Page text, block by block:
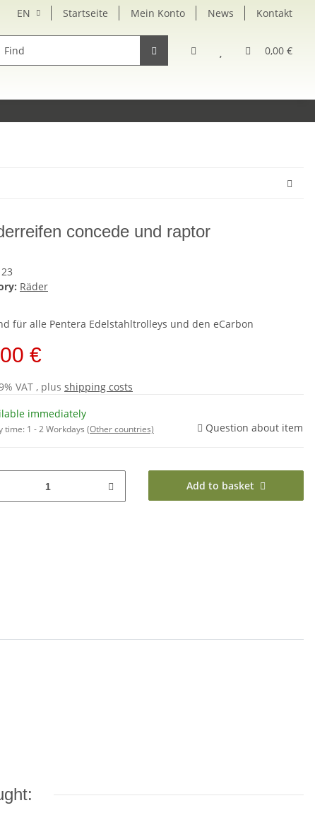
EN Startseite Mein Konto News Kontakt
0,00 €
concede und raptor
Räder
für alle Pentera Edelstahltrolleys und den eCarbon
€
VAT , plus shipping costs
immediately
time: 1 - 2 Workdays (Other countries) Question about item
Add to basket